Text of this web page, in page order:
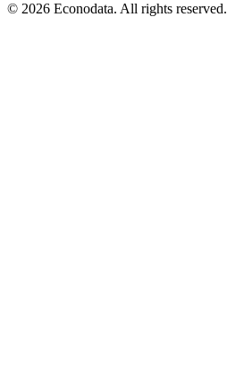
© 2026 Econodata. All rights reserved.